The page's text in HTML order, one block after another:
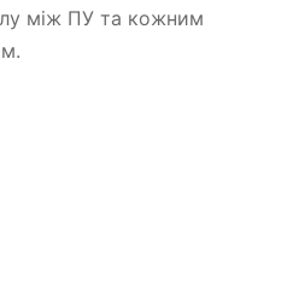
між ПУ та кожним